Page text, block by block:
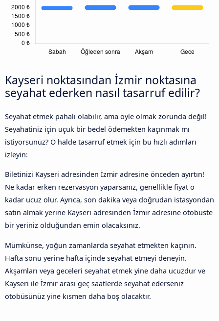
Kayseri noktasından İzmir noktasına
seyahat ederken nasıl tasarruf edilir?
Seyahat etmek pahalı olabilir, ama öyle olmak zorunda değil!
Seyahatiniz için uçuk bir bedel ödemekten kaçınmak mı
istiyorsunuz? O halde tasarruf etmek için bu hızlı adımları
izleyin:
Biletinizi Kayseri adresinden İzmir adresine önceden ayırtın!
Ne kadar erken rezervasyon yaparsanız, genellikle fiyat o
kadar ucuz olur. Ayrıca, son dakika veya doğrudan istasyondan
satın almak yerine Kayseri adresinden İzmir adresine otobüste
bir yeriniz olduğundan emin olacaksınız.
Mümkünse, yoğun zamanlarda seyahat etmekten kaçının.
Hafta sonu yerine hafta içinde seyahat etmeyi deneyin.
Akşamları veya geceleri seyahat etmek yine daha ucuzdur ve
Kayseri ile İzmir arası geç saatlerde seyahat ederseniz
otobüsünüz yine kısmen daha boş olacaktır.